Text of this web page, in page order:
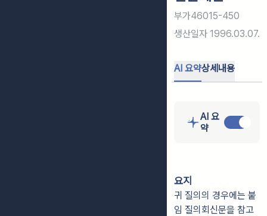
부가46015-450
생산일자 1996.03.07.
AI 요약상세내용
AI 요
약
요지
귀 질의의 경우에는 붙
임 질의회신문을 참고